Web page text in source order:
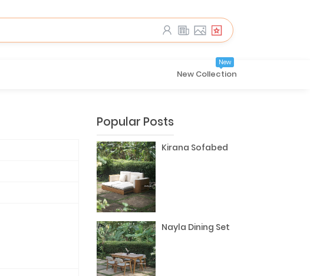
New Collection
New
Popular Posts
Kirana Sofabed
Nayla Dining Set